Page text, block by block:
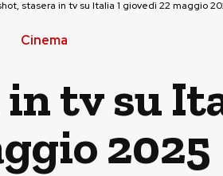
stasera in tv su Italia 1 giovedì 22 maggio
Cinema
tv su
2025